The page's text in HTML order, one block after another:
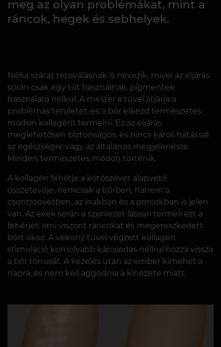
meg az olyan problémákat, mint a
ráncok, hegek és sebhelyek.
Néha száraz tetoválásnak is nevezik, mivel az eljárás
során csak egy tűt használnak, pigmentek
használata nélkül. A mester a tűvel átjárja a
problémás területet, és a bőr elkezd természetes
módon kollagént termelni. Ez az eljárás
meglehetősen biztonságos, és nincs káros hatással
az egészségre vagy az általános megjelenésre.
Minden természetes módon történik.
A kollagén fehérje a kötőszövet alapvető
összetevője, nemcsak a bőrben, hanem a
csontszövetben, az inakban és a porcokban is jelen
van. Az évek során a szervezet lassan termeli ezt a
fehérjét, ami viszont ráncokat és megereszkedett
bőrt okoz. A vékony tűvel végzett kollagén
stimuláció komolyabb károsodás nélkül hozza vissza
a bőr tónusát. A kezelés után az ember kimehet a
napra, és nem kell aggódnia a kinézete miatt.